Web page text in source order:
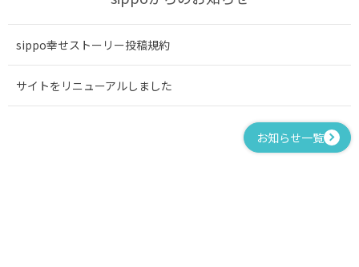
sippo幸せストーリー投稿規約
サイトをリニューアルしました
お知らせ一覧